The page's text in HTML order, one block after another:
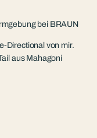
bei BRAUN
Directional von mir.
aus Mahagoni